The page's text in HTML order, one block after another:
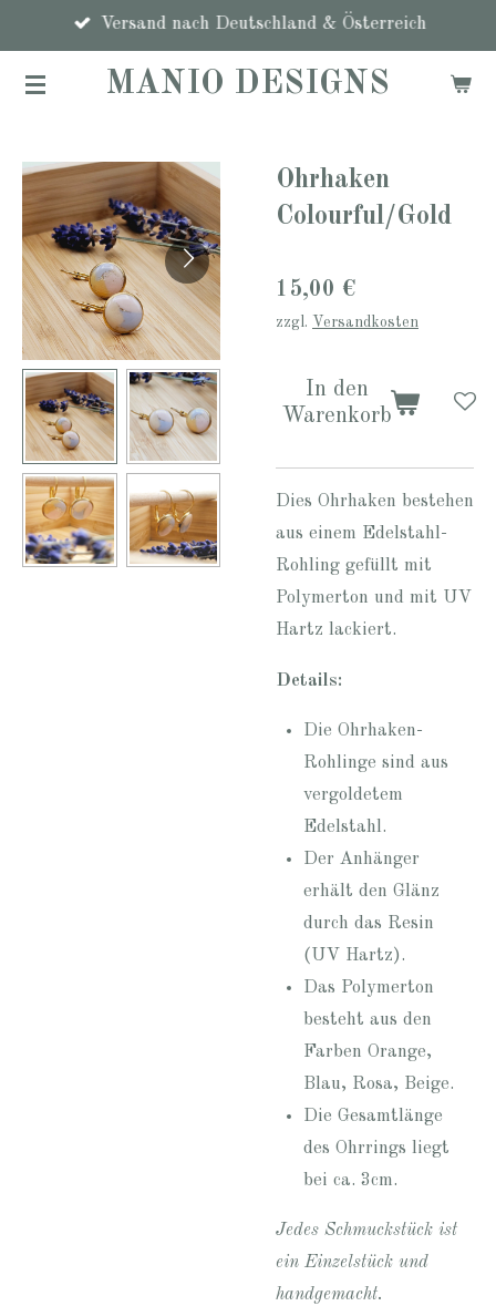
Hauptinhalt
springen
MANIO DESIGNS
Versand nach Deutschland & Österreich
Ohrhaken
Colourful/Gold
15,00 €
zzgl. Versandkosten
In den
Warenkorb
Dies Ohrhaken bestehen
aus einem Edelstahl-
Rohling gefüllt mit
Polymerton und mit UV
Hartz lackiert.
Details:
Die Ohrhaken-
Rohlinge sind aus
vergoldetem
Edelstahl.
Der Anhänger
erhält den Glänz
durch das Resin
(UV Hartz).
Das Polymerton
besteht aus den
Farben Orange,
Blau, Rosa, Beige.
Die Gesamtlänge
des Ohrrings liegt
bei ca. 3cm.
Jedes Schmuckstück ist
ein Einzelstück und
handgemacht.